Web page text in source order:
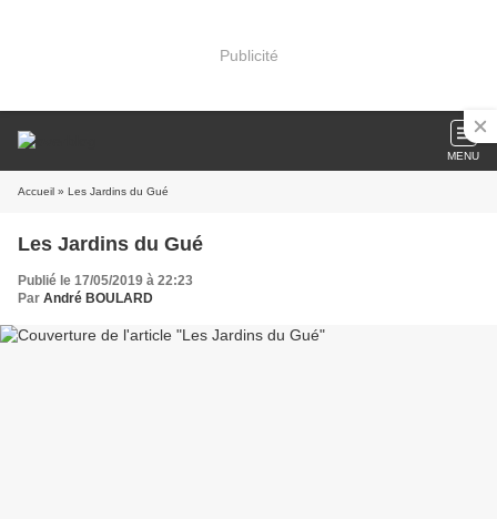
Publicité
MENU
Accueil » Les Jardins du Gué
Les Jardins du Gué
Publié le 17/05/2019 à 22:23
Par André BOULARD